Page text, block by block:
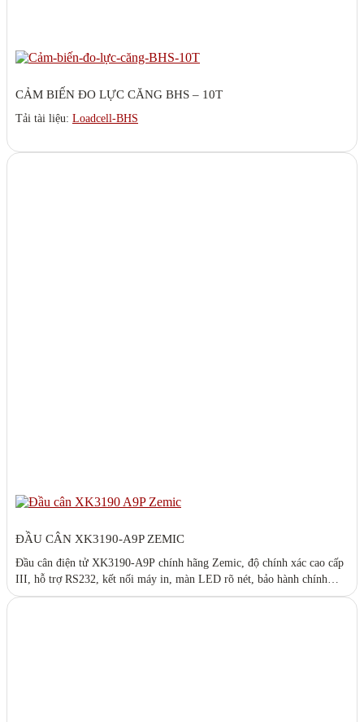
CẢM BIẾN ĐO LỰC CĂNG BHS – 10T
Tải tài liệu: Loadcell-BHS
ĐẦU CÂN XK3190-A9P ZEMIC
Đầu cân điện tử XK3190-A9P chính hãng Zemic, độ chính xác cao cấp
III, hỗ trợ RS232, kết nối máy in, màn LED rõ nét, bảo hành chính
hãng tại ASTEC.